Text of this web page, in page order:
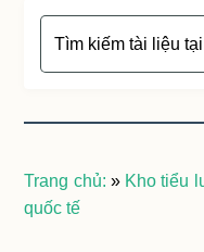
Trang chủ: » Kho tiểu
quốc tế